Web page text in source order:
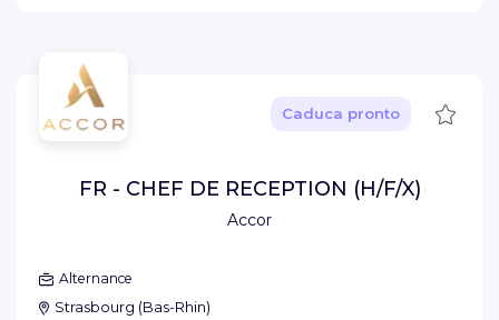
Accor
Caduca pronto
FR - CHEF DE RECEPTION (H/F/X)
Alternance
Strasbourg (Bas-Rhin)